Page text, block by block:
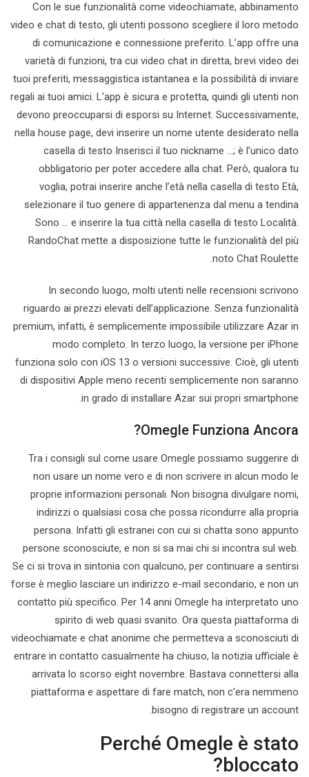
Con le sue funzionalità come videochiamate, abbinamento
video e chat di testo, gli utenti possono scegliere il loro metodo
di comunicazione e connessione preferito. L’app offre una
varietà di funzioni, tra cui video chat in diretta, brevi video dei
tuoi preferiti, messaggistica istantanea e la possibilità di inviare
regali ai tuoi amici. L’app è sicura e protetta, quindi gli utenti non
devono preoccuparsi di esporsi su Internet. Successivamente,
nella house page, devi inserire un nome utente desiderato nella
casella di testo Inserisci il tuo nickname …; è l’unico dato
obbligatorio per poter accedere alla chat. Però, qualora tu
voglia, potrai inserire anche l’età nella casella di testo Età,
selezionare il tuo genere di appartenenza dal menu a tendina
Sono … e inserire la tua città nella casella di testo Località.
RandoChat mette a disposizione tutte le funzionalità del più
noto Chat Roulette.
In secondo luogo, molti utenti nelle recensioni scrivono
riguardo ai prezzi elevati dell’applicazione. Senza funzionalità
premium, infatti, è semplicemente impossibile utilizzare Azar in
modo completo. In terzo luogo, la versione per iPhone
funziona solo con iOS 13 o versioni successive. Cioè, gli utenti
di dispositivi Apple meno recenti semplicemente non saranno
in grado di installare Azar sui propri smartphone.
Omegle Funziona Ancora?
Tra i consigli sul come usare Omegle possiamo suggerire di
non usare un nome vero e di non scrivere in alcun modo le
proprie informazioni personali. Non bisogna divulgare nomi,
indirizzi o qualsiasi cosa che possa ricondurre alla propria
persona. Infatti gli estranei con cui si chatta sono appunto
persone sconosciute, e non si sa mai chi si incontra sul web.
Se ci si trova in sintonia con qualcuno, per continuare a sentirsi
forse è meglio lasciare un indirizzo e-mail secondario, e non un
contatto più specifico. Per 14 anni Omegle ha interpretato uno
spirito di web quasi svanito. Ora questa piattaforma di
videochiamate e chat anonime che permetteva a sconosciuti di
entrare in contatto casualmente ha chiuso, la notizia ufficiale è
arrivata lo scorso eight novembre. Bastava connettersi alla
piattaforma e aspettare di fare match, non c’era nemmeno
bisogno di registrare un account.
Perché Omegle è stato
bloccato?